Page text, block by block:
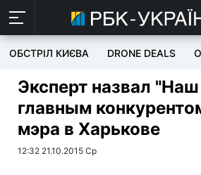
ОБСТРІЛ КИЄВА DRONE DEALS
Эксперт назвал
главным
мэра в Харькове
12:32 21.10.2015 Ср